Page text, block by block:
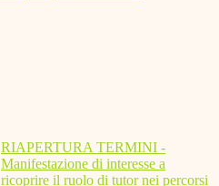
RIAPERTURA TERMINI -
Manifestazione di interesse a
ricoprire il ruolo di tutor nei percorsi